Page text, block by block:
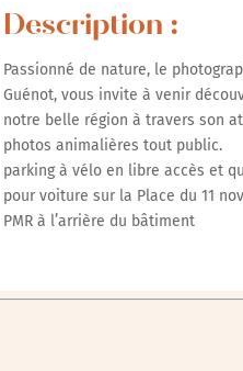
Description :
Passionné de nature, le
Guénot, vous invite à venir
notre belle région à travers son
photos animalières tout public.
parking à vélo en libre accès et
pour voiture sur la Place du 11
PMR à l’arrière du bâtiment